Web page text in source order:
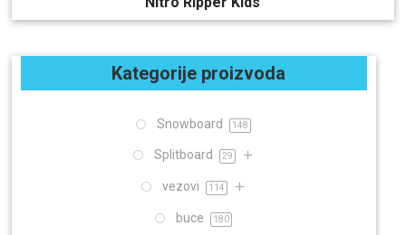
Kategorije proizvoda
Snowboard 148
Splitboard 29
vezovi 114
buce 180